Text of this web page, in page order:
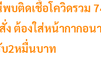
บติดเชื้อโควิดรวม
ง ต้องใส่หน้ากากอน
2หมื่นบาท